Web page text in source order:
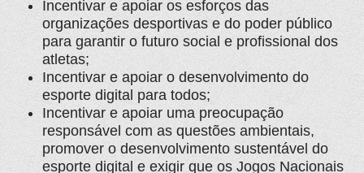
Incentivar e apoiar os esforços das
organizações desportivas e do poder público
para garantir o futuro social e profissional dos
atletas;
Incentivar e apoiar o desenvolvimento do
esporte digital para todos;
Incentivar e apoiar uma preocupação
responsável com as questões ambientais,
promover o desenvolvimento sustentável do
esporte digital e exigir que os Jogos Nacionais